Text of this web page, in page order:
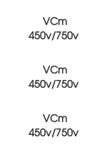
VCm
450v/750v
VCm
450v/750v
VCm
450v/750v